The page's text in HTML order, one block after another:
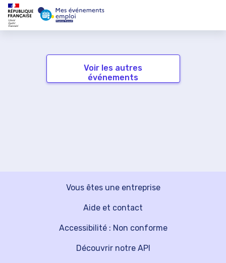
Voir les autres
événements
Vous êtes une entreprise
Découvrir notre API
Aide et contact
Accessibilité : Non conforme